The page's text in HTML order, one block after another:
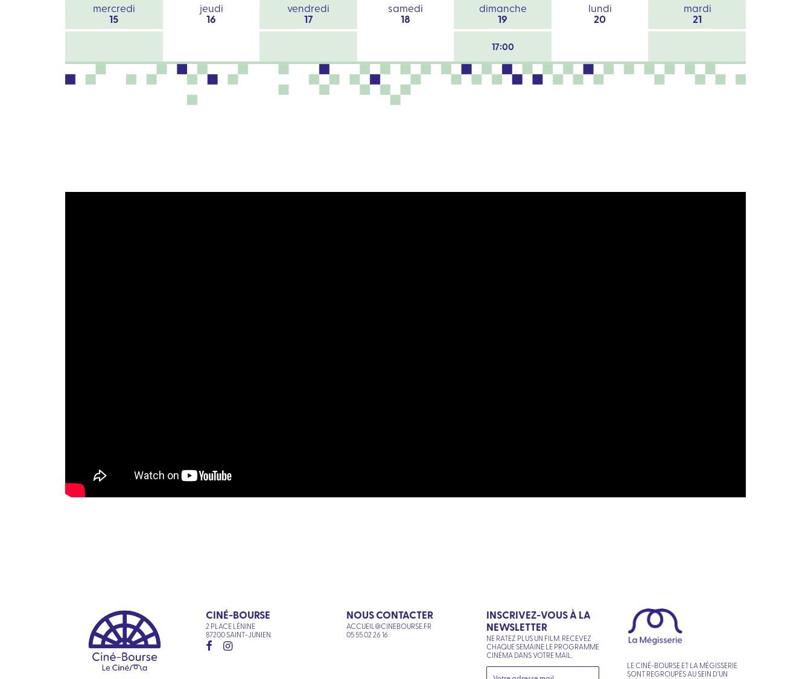
mercredi
15
jeudi
16
vendredi
17
samedi
18
dimanche
19
lundi
20
mardi
21
17:00
CINÉ-BOURSE
2 PLACE LÉNINE
87200 SAINT-JUNIEN
NOUS CONTACTER
ACCUEIL@CINEBOURSE.FR
05 55 02 26 16
INSCRIVEZ-VOUS À LA
NEWSLETTER
NE RATEZ PLUS UN FILM. RECEVEZ
CHAQUE SEMAINE LE PROGRAMME
CINÉMA DANS VOTRE MAIL.
LE CINÉ-BOURSE ET LA MÉGISSERIE
SONT REGROUPÉS AU SEIN D’UN